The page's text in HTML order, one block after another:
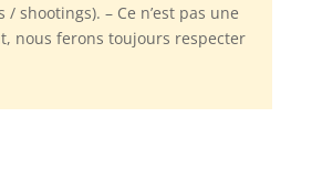
shootings). – Ce n’est pas une
nous ferons toujours respecter